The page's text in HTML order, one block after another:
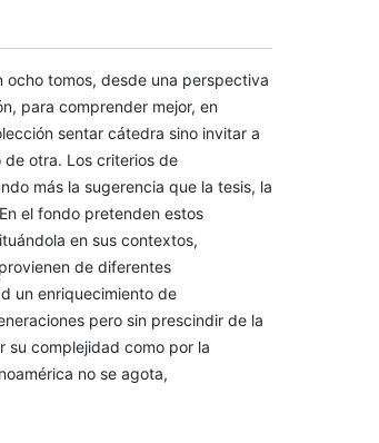
ocho tomos, desde una perspectiva
para comprender mejor, en
sentar cátedra sino invitar a
otra. Los criterios de
más la sugerencia que la tesis, la
el fondo pretenden estos
en sus contextos,
de diferentes
un enriquecimiento de
pero sin prescindir de la
su complejidad como por la
no se agota,